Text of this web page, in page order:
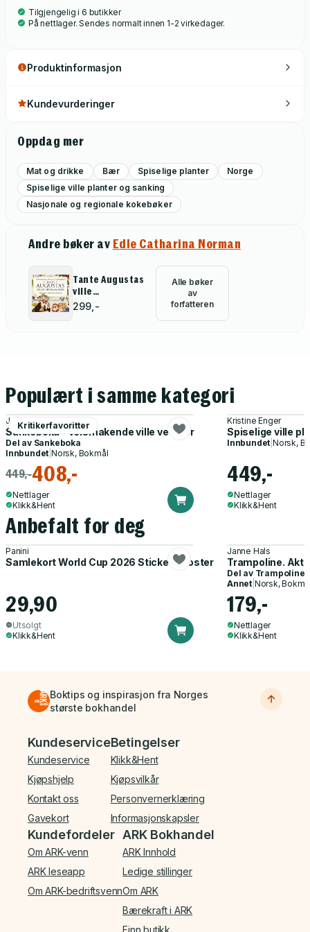
Tilgjengelig i 6 butikker
På nettlager. Sendes normalt innen 1-2 virkedager.
Produktinformasjon
Kundevurderinger
Oppdag mer
Mat og drikke Bær Spiselige planter
Norge
Spiselige ville planter og sanking
Nasjonale og regionale kokebøker
Andre bøker av Edle Catharina Norman
Tante Augustas
ville
spiskammer
299,-
Alle bøker
av
forfatteren
Populært i samme kategori
Kritikerfavoritter
Jørgen Ravneberg
Sankeboka - velsmakende ville vekster
Del av Sankeboka
Innbundet |Norsk, Bokmål
449,-408,-
Nettlager
Klikk&Hent
Kristine Enger
Spiselige ville
Innbundet Norsk,
449,-
Nettlager
Klikk&Hent
Anbefalt for deg
Panini
Samlekort World Cup 2026 Sticker Booster
29,90
Utsolgt
Klikk&Hent
Janne Hals
Trampoline.
Del av Trampoline
Annet| Norsk,
179,-
Nettlager
Klikk&Hent
Boktips og inspirasjon fra Norges
største bokhandel
Bunnmeny
Kundeservice
Kundeservice
Kjøpshjelp
Kontakt oss
Gavekort
Betingelser
Klikk&Hent
Kjøpsvilkår
Personvernerklæring
Informasjonskapsler
Kundefordeler
Om ARK-venn
ARK leseapp
Om ARK-bedriftsvenn
ARK Bokhandel
ARK Innhold
Ledige stillinger
Om ARK
Bærekraft i ARK
Finn butikk